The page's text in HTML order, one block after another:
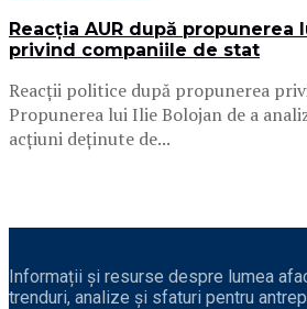
Reacția AUR după propunerea
privind companiile de stat
Reacții politice după propunerea
Propunerea lui Ilie Bolojan de a
acțiuni deținute de...
Informații și resurse despre lumea
trenduri, analize și sfaturi pentru